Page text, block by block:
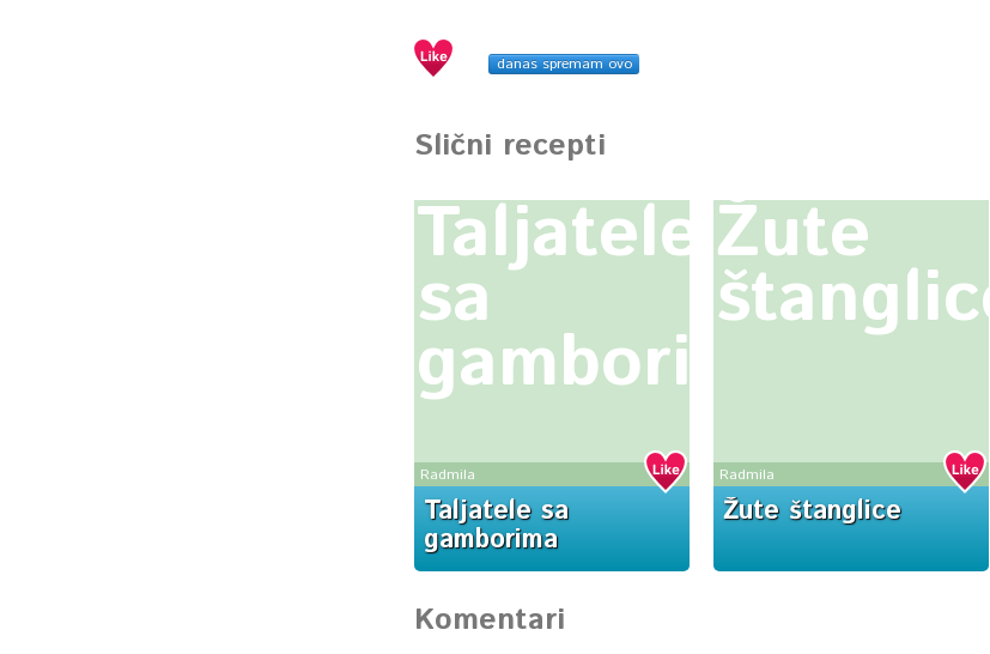
danas spremam ovo
Slični recepti
Taljatele
sa
gamborima
Radmila
Taljatele sa
gamborima
Žute
štanglice
Radmila
Žute štanglice
Komentari